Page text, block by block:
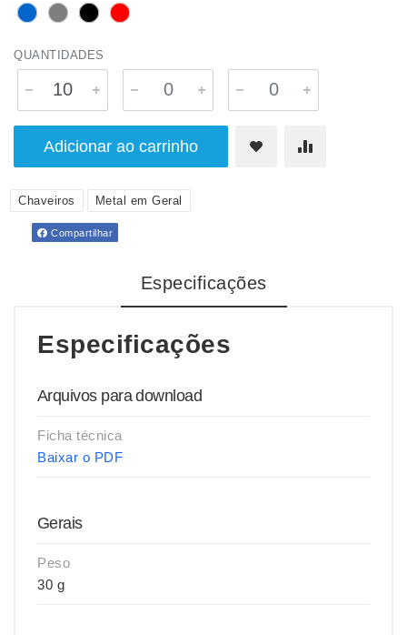
QUANTIDADES
Adicionar ao carrinho
Chaveiros Metal em Geral
Compartilhar
Especificações
Especificações
Arquivos para download
Ficha técnica
Baixar o PDF
Gerais
Peso
30 g